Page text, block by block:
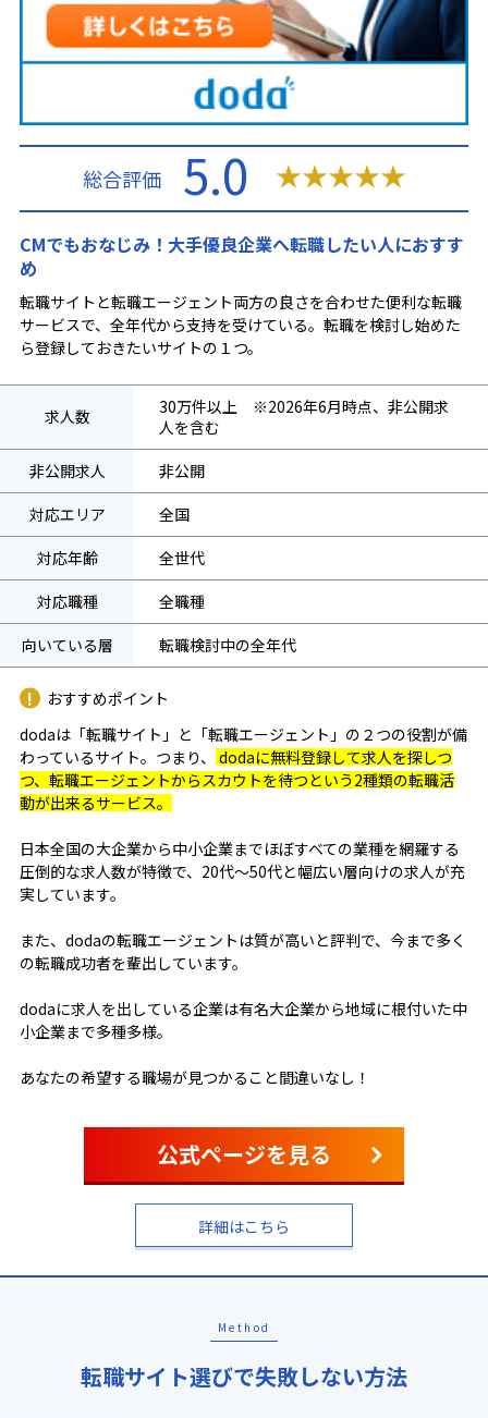
CMでもおなじみ！大手優良企業へ転職したい人におすす
め
転職サイトと転職エージェント両方の良さを合わせた便利な転職
サービスで、全年代から支持を受けている。転職を検討し始めた
ら登録しておきたいサイトの１つ。
総合評価 5.0 ★★★★★
公式ページを見る
詳細はこちら
求人数
30万件以上 ※2026年6月時点、非公開求
人を含む
非公開求人
非公開
対応エリア
全国
対応年齢
全世代
対応職種
全職種
向いている層
転職検討中の全年代
おすすめポイント
dodaは「転職サイト」と「転職エージェント」の２つの役割が備
わっているサイト。つまり、 dodaに無料登録して求人を探しつ
つ、転職エージェントからスカウトを待つという2種類の転職活
動が出来るサービス。
日本全国の大企業から中小企業までほぼすべての業種を網羅する
圧倒的な求人数が特徴で、20代～50代と幅広い層向けの求人が充
実しています。
また、dodaの転職エージェントは質が高いと評判で、今まで多く
の転職成功者を輩出しています。
dodaに求人を出している企業は有名大企業から地域に根付いた中
小企業まで多種多様。
あなたの希望する職場が見つかること間違いなし！
Method
転職サイト選びで失敗しない方法